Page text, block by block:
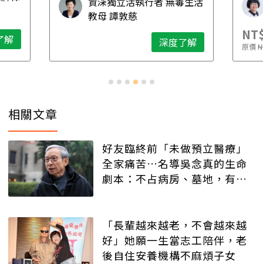
解
想清楚！
教母 譚敦慈
深度了解
原價
相關文章
好友臨終前「未做預立醫療」
全家痛苦…名導吳念真的生命
劇本：不占病房、墓地，有人
「長輩越來越老，不會越來越
好」她願一生當志工陪伴，老
後自住安養機構不麻煩子女